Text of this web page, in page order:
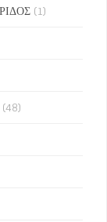
(1)
(48)